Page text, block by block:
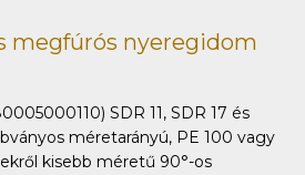
megfúrós nyeregidom
SDR 11, SDR 17 és
méretarányú, PE 100 vagy
kisebb méretű 90°-os